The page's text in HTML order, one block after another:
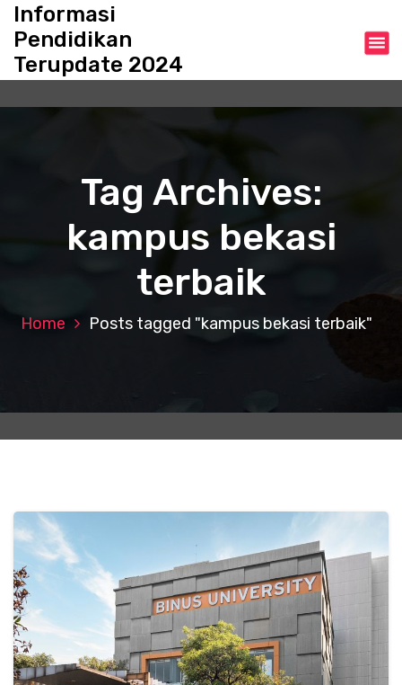
o
Informasi
Pendidikan
Terupdate 2024
Tag Archives:
kampus bekasi
terbaik
Home Posts tagged "kampus bekasi terbaik"